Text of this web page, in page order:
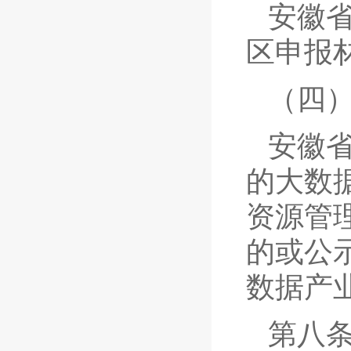
安徽
区申报
（四
安徽
的大数
资源管
的或公
数据产
第八